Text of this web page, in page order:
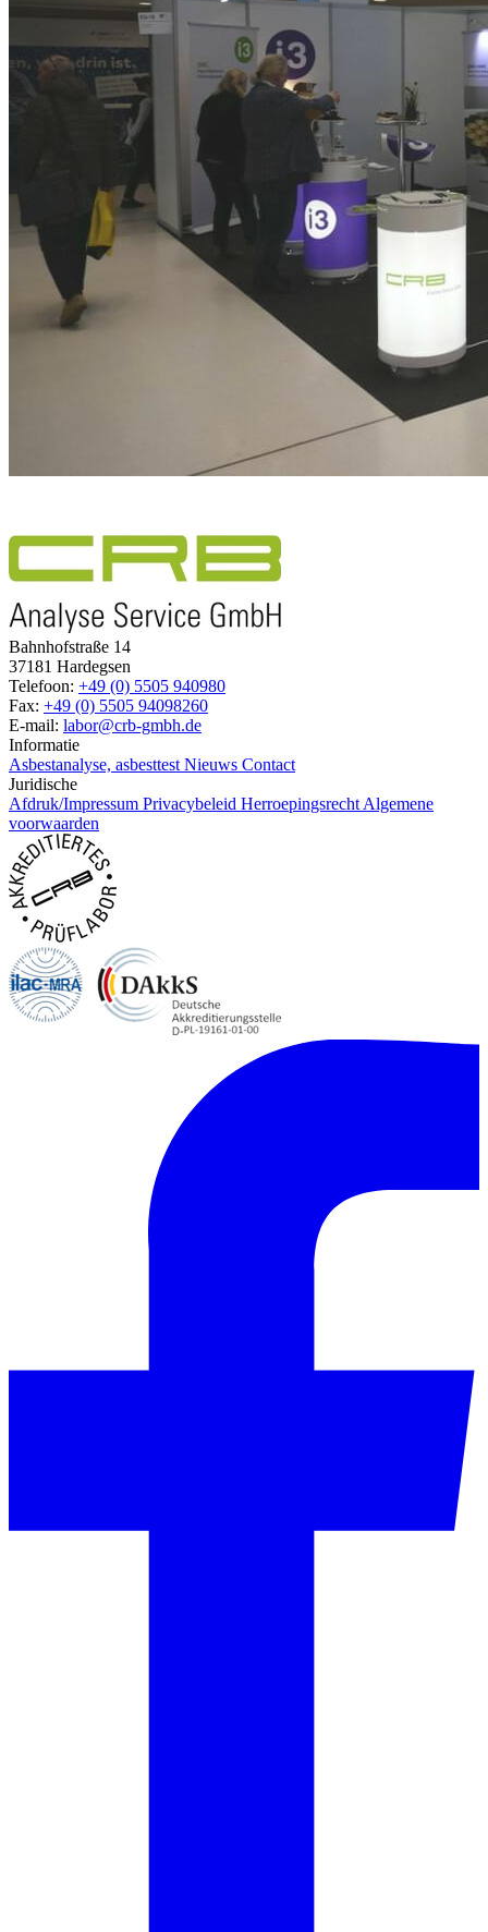
Bahnhofstraße 14
37181 Hardegsen
Telefoon: +49 (0) 5505 940980
Fax: +49 (0) 5505 94098260
E-mail: labor@crb-gmbh.de
Informatie
Asbestanalyse, asbesttestNieuws Contact
Juridische
Afdruk/Impressum Privacybeleid HerroepingsrechtAlgemene
voorwaarden